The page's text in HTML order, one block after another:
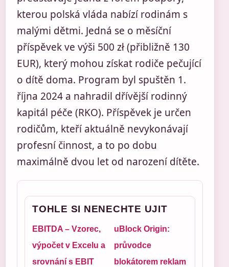
kterou polská vláda nabízí rodinám s
malými dětmi. Jedná se o měsíční
příspěvek ve výši 500 zł (přibližně 130
EUR), který mohou získat rodiče pečující
o dítě doma. Program byl spuštěn 1.
října 2024 a nahradil dřívější rodinný
kapitál péče (RKO). Příspěvek je určen
rodičům, kteří aktuálně nevykonávají
profesní činnost, a to po dobu
maximálně dvou let od narození dítěte.
TOHLE SI NENECHTE UJIT
EBITDA – Vzorec,
výpočet v Excelu a
srovnání s EBIT
uBlock Origin:
průvodce
blokátorem reklam